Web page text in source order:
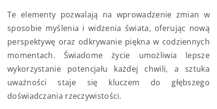
Te elementy pozwalają na wprowadzenie zmian w
sposobie myślenia i widzenia świata, oferując nową
perspektywę oraz odkrywanie piękna w codziennych
momentach. Świadome życie umożliwia lepsze
wykorzystanie potencjału każdej chwili, a sztuka
uważności staje się kluczem do głębszego
doświadczania rzeczywistości.